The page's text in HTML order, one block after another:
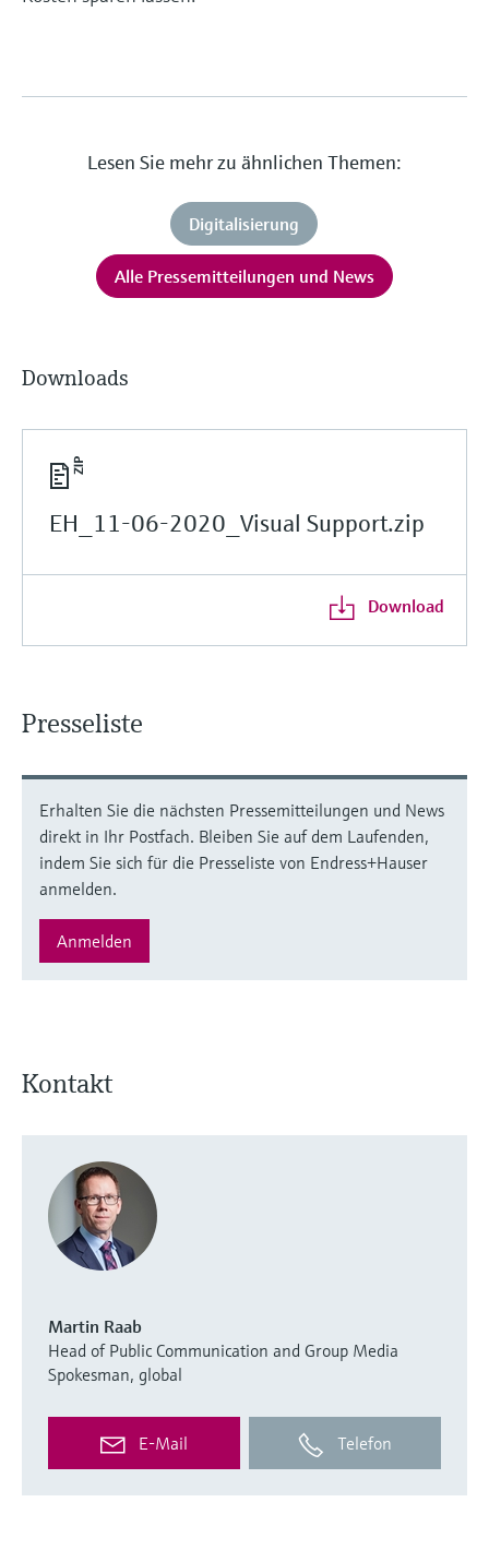
Lesen Sie mehr zu ähnlichen Themen:
Digitalisierung
Alle Pressemitteilungen und News
Downloads
EH_11-06-2020_Visual Support.zip
Download
Presseliste
Erhalten Sie die nächsten Pressemitteilungen und News
direkt in Ihr Postfach. Bleiben Sie auf dem Laufenden,
indem Sie sich für die Presseliste von Endress+Hauser
anmelden.
Anmelden
Kontakt
Martin Raab
Head of Public Communication and Group Media
Spokesman, global
E-Mail Telefon